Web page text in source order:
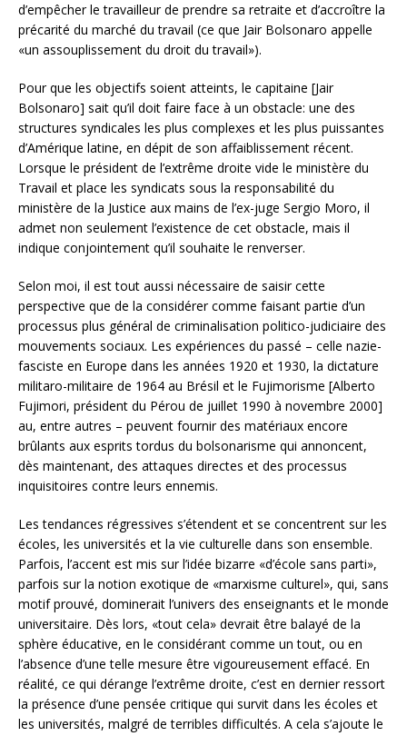
d’empêcher le travailleur de prendre sa retraite et d’accroître la
précarité du marché du travail (ce que Jair Bolsonaro appelle
«un assouplissement du droit du travail»).
Pour que les objectifs soient atteints, le capitaine [Jair
Bolsonaro] sait qu’il doit faire face à un obstacle: une des
structures syndicales les plus complexes et les plus puissantes
d’Amérique latine, en dépit de son affaiblissement récent.
Lorsque le président de l’extrême droite vide le ministère du
Travail et place les syndicats sous la responsabilité du
ministère de la Justice aux mains de l’ex-juge Sergio Moro, il
admet non seulement l’existence de cet obstacle, mais il
indique conjointement qu’il souhaite le renverser.
Selon moi, il est tout aussi nécessaire de saisir cette
perspective que de la considérer comme faisant partie d’un
processus plus général de criminalisation politico-judiciaire des
mouvements sociaux. Les expériences du passé – celle nazie-
fasciste en Europe dans les années 1920 et 1930, la dictature
militaro-militaire de 1964 au Brésil et le Fujimorisme [Alberto
Fujimori, président du Pérou de juillet 1990 à novembre 2000]
au, entre autres – peuvent fournir des matériaux encore
brûlants aux esprits tordus du bolsonarisme qui annoncent,
dès maintenant, des attaques directes et des processus
inquisitoires contre leurs ennemis.
Les tendances régressives s’étendent et se concentrent sur les
écoles, les universités et la vie culturelle dans son ensemble.
Parfois, l’accent est mis sur l’idée bizarre «d’école sans parti»,
parfois sur la notion exotique de «marxisme culturel», qui, sans
motif prouvé, dominerait l’univers des enseignants et le monde
universitaire. Dès lors, «tout cela» devrait être balayé de la
sphère éducative, en le considérant comme un tout, ou en
l’absence d’une telle mesure être vigoureusement effacé. En
réalité, ce qui dérange l’extrême droite, c’est en dernier ressort
la présence d’une pensée critique qui survit dans les écoles et
les universités, malgré de terribles difficultés. A cela s’ajoute le